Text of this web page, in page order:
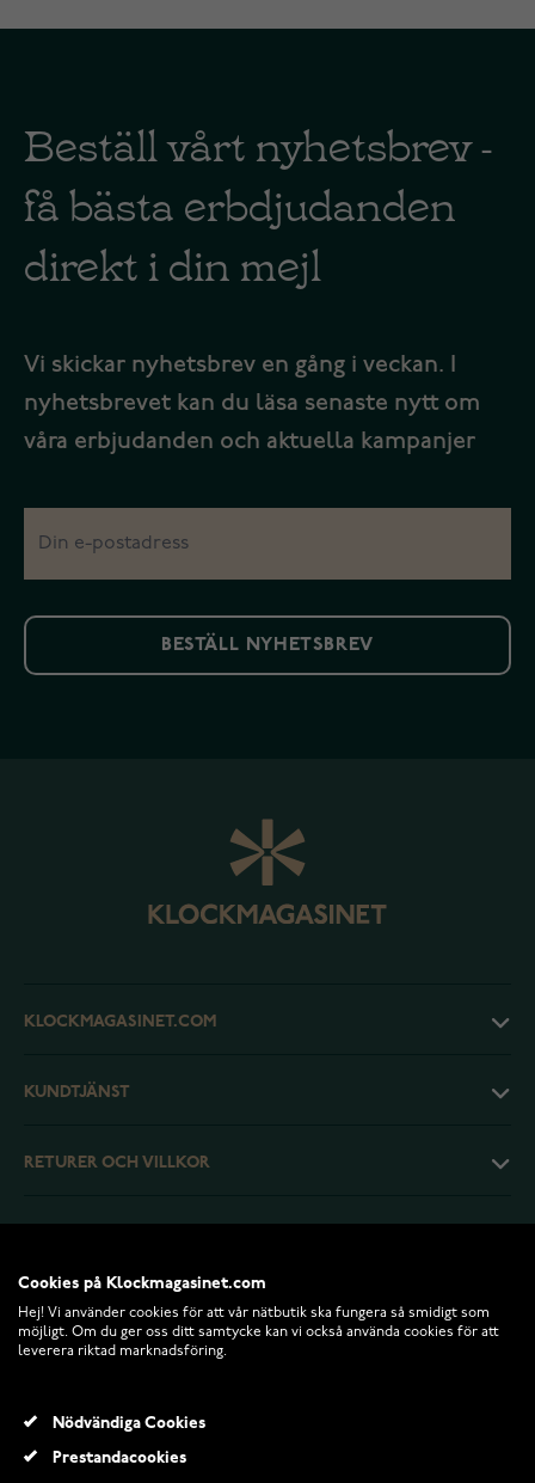
Beställ vårt nyhetsbrev -
få bästa erbdjudanden
direkt i din mejl
Vi skickar nyhetsbrev en gång i veckan. I
nyhetsbrevet kan du läsa senaste nytt om
våra erbjudanden och aktuella kampanjer
BESTÄLL NYHETSBREV
KLOCKMAGASINET.COM
KUNDTJÄNST
RETURER OCH VILLKOR
Cookies på Klockmagasinet.com
Hej! Vi använder cookies för att vår nätbutik ska fungera så smidigt som
möjligt. Om du ger oss ditt samtycke kan vi också använda cookies för att
leverera riktad marknadsföring.
Nödvändiga Cookies
Prestandacookies